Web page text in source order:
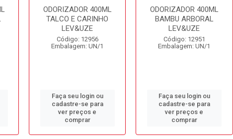
ODORIZADOR 400ML
TALCO E CARINHO
LEV&UZE
Código: 12956
Embalagem: UN/1
Faça seu login ou
cadastre-se para
ver preços e
comprar
ODORIZADOR 400ML
BAMBU ARBORAL
LEV&UZE
Código: 12951
Embalagem: UN/1
Faça seu login ou
cadastre-se para
ver preços e
comprar